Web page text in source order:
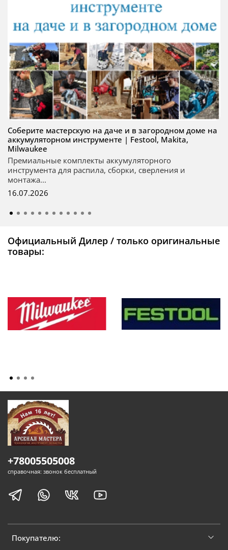
Соберите мастерскую на даче и в загородном доме на
аккумуляторном инструменте | Festool, Makita,
Milwaukee
Премиальные комплекты аккумуляторного
инструмента для распила, сборки, сверления и
монтажа...
16.07.2026
Официальный Дилер / только оригинальные
товары:
Покупателю:
+78005505008
справочная: звонок бесплатный